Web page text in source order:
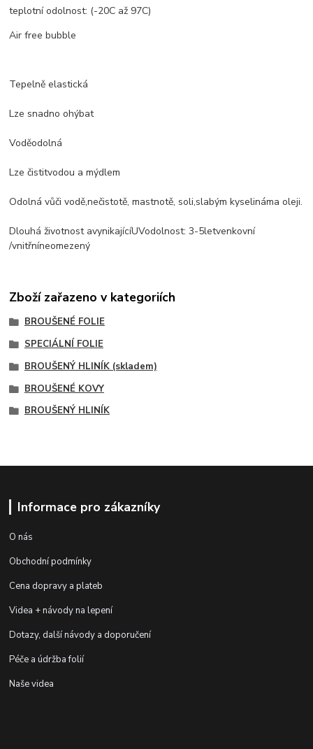
teplotní odolnost: (-20C až 97C)
Air free bubble
Tepelně elastická
Lze snadno ohýbat
Voděodolná
Lze čistitvodou a mýdlem
Odolná vůči vodě,nečistotě, mastnotě, soli,slabým kyselináma oleji.
Dlouhá životnost avynikajícíUVodolnost: 3-5letvenkovní
/vnitřníneomezený
Zboží zařazeno v kategoriích
BROUŠENÉ FOLIE
SPECIÁLNÍ FOLIE
BROUŠENÝ HLINÍK (skladem)
BROUŠENÉ KOVY
BROUŠENÝ HLINÍK
Informace pro zákazníky
O nás
Obchodní podmínky
Cena dopravy a plateb
Videa + návody na lepení
Dotazy, další návody a doporučení
Péče a údržba folií
Naše videa